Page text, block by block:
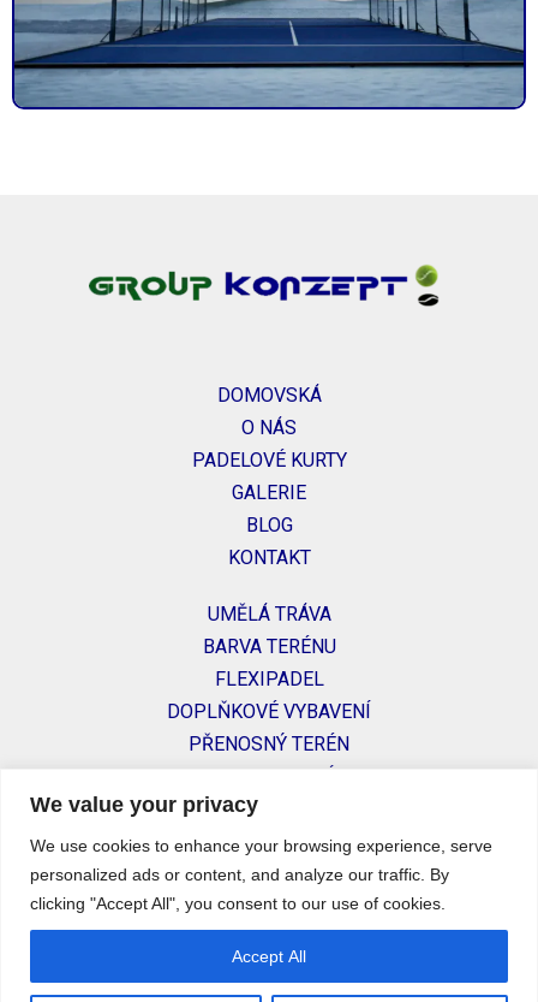
We value your privacy
We use cookies to enhance your browsing experience, serve
personalized ads or content, and analyze our traffic. By
clicking "Accept All", you consent to our use of cookies.
Accept All
DOMOVSKÁ
O NÁS
PADELOVÉ KURTY
GALERIE
BLOG
KONTAKT
UMĚLÁ TRÁVA
BARVA TERÉNU
FLEXIPADEL
DOPLŇKOVÉ VYBAVENÍ
PŘENOSNÝ TERÉN
PORADENSTVÍ
Pošli nám email:
jasna@padelcourtscz.com